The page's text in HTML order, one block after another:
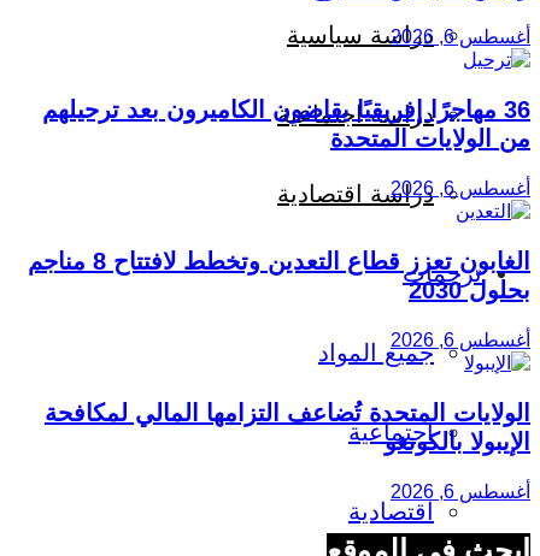
دراسة سياسية
دراسة اجتماعية
دراسة اقتصادية
ترجمات
جميع المواد
اجتماعية
اقتصادية
أغسطس 6, 2026
36 مهاجرًا إفريقيًا يقاضون الكاميرون بعد ترحيلهم
من الولايات المتحدة
أغسطس 6, 2026
الغابون تعزز قطاع التعدين وتخطط لافتتاح 8 مناجم
بحلول 2030
أغسطس 6, 2026
الولايات المتحدة تُضاعف التزامها المالي لمكافحة
الإيبولا بالكونغو
أغسطس 6, 2026